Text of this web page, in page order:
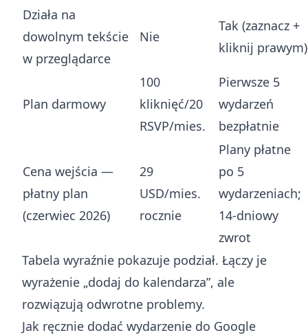
Działa na
dowolnym tekście
w przeglądarce
Nie
Tak (zaznacz +
kliknij prawym)
Plan darmowy
100
kliknięć/20
RSVP/mies.
Pierwsze 5
wydarzeń
bezpłatnie
Cena wejścia —
płatny plan
(czerwiec 2026)
29
USD/mies.
rocznie
Plany płatne
po 5
wydarzeniach;
14-dniowy
zwrot
Tabela wyraźnie pokazuje podział. Łączy je
wyrażenie „dodaj do kalendarza”, ale
rozwiązują odwrotne problemy.
Jak ręcznie dodać wydarzenie do Google